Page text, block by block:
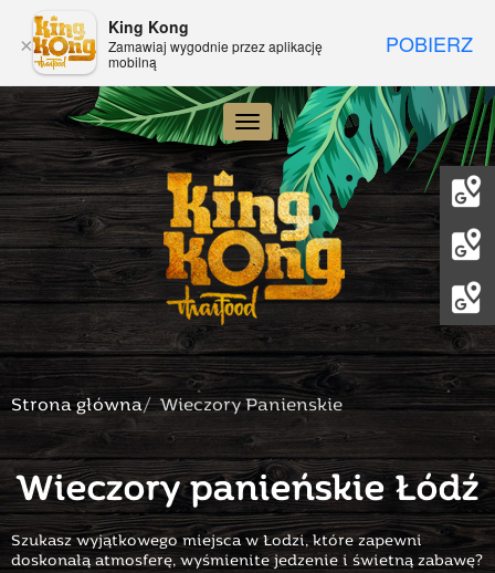
×
King Kong
Zamawiaj wygodnie przez aplikację
mobilną
POBIERZ
Toggle navigation
Strona główna Wieczory Panienskie
Wieczory panieńskie Łódź
Szukasz wyjątkowego miejsca w Łodzi, które zapewni
doskonałą atmosferę, wyśmienite jedzenie i świetną zabawę?